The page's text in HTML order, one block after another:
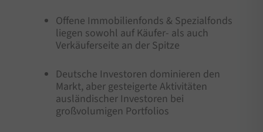
Offene Immobilienfonds & Spezialfonds
liegen sowohl auf Käufer- als auch
Verkäuferseite an der Spitze
Deutsche Investoren dominieren den
Markt, aber gesteigerte Aktivitäten
ausländischer Investoren bei
großvolumigen Portfolios